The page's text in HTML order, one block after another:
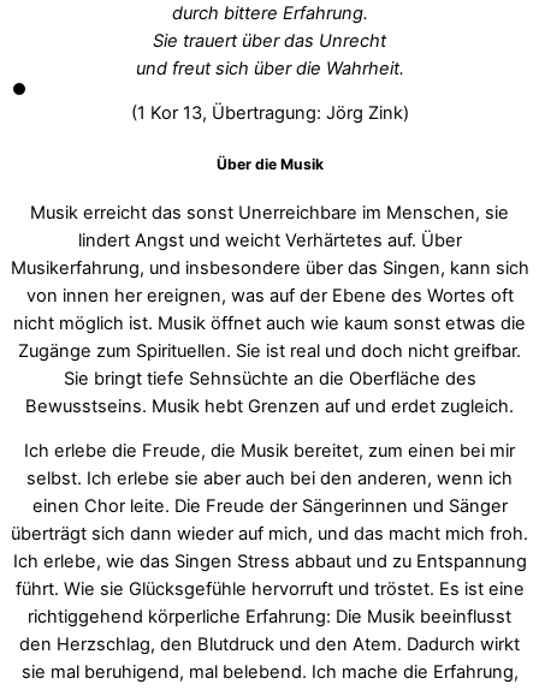
durch bittere Erfahrung.
Sie trauert über das Unrecht
und freut sich über die Wahrheit.
(1 Kor 13, Übertragung: Jörg Zink)
Über die Musik
Musik erreicht das sonst Unerreichbare im Menschen, sie
lindert Angst und weicht Verhärtetes auf. Über
Musikerfahrung, und insbesondere über das Singen, kann sich
von innen her ereignen, was auf der Ebene des Wortes oft
nicht möglich ist. Musik öffnet auch wie kaum sonst etwas die
Zugänge zum Spirituellen. Sie ist real und doch nicht greifbar.
Sie bringt tiefe Sehnsüchte an die Oberfläche des
Bewusstseins. Musik hebt Grenzen auf und erdet zugleich.
Ich erlebe die Freude, die Musik bereitet, zum einen bei mir
selbst. Ich erlebe sie aber auch bei den anderen, wenn ich
einen Chor leite. Die Freude der Sängerinnen und Sänger
überträgt sich dann wieder auf mich, und das macht mich froh.
Ich erlebe, wie das Singen Stress abbaut und zu Entspannung
führt. Wie sie Glücksgefühle hervorruft und tröstet. Es ist eine
richtiggehend körperliche Erfahrung: Die Musik beeinflusst
den Herzschlag, den Blutdruck und den Atem. Dadurch wirkt
sie mal beruhigend, mal belebend. Ich mache die Erfahrung,